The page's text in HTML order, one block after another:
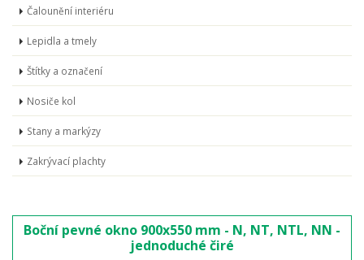
Čalounění interiéru
Lepidla a tmely
Štítky a označení
Nosiče kol
Stany a markýzy
Zakrývací plachty
Boční pevné okno 900x550 mm - N, NT, NTL, NN -
jednoduché čiré